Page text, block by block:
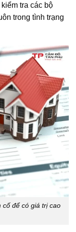
tra các bộ
trong tình trạng
cố để có giá trị cao